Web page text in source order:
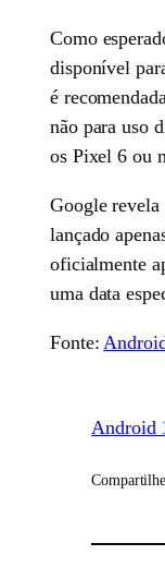
Como
disponível
é
não para uso
os Pixel 6 ou
Google
lançado
oficialmente
uma data
Fonte:
Android